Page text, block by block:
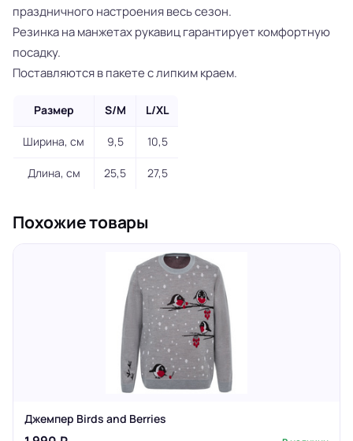
праздничного настроения весь сезон.
Резинка на манжетах рукавиц гарантирует комфортную
посадку.
Поставляются в пакете с липким краем.
Размер S/M L/XL
Ширина, см 9,5 10,5
Длина, см 25,5 27,5
Похожие товары
Джемпер Birds and Berries